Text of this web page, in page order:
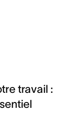
travail :